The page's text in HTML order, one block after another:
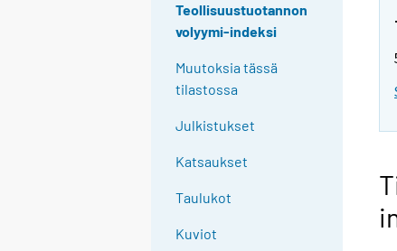
Teollisuustuotannon
volyymi-indeksi
Muutoksia tässä
tilastossa
Julkistukset
Katsaukset
Taulukot
Kuviot